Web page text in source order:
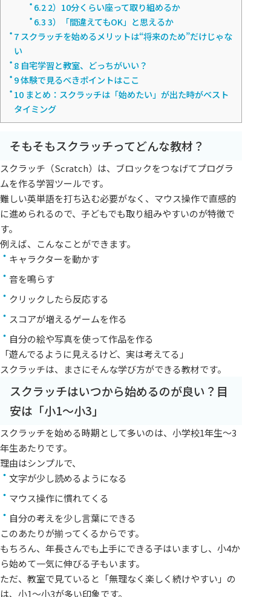
6.22）10分くらい座って取り組めるか
6.33）「間違えてもOK」と思えるか
7 スクラッチを始めるメリットは“将来のため”だけじゃな
い
8 自宅学習と教室、どっちがいい？
9体験で見るべきポイントはここ
10 まとめ：スクラッチは「始めたい」が出た時がベスト
タイミング
そもそもスクラッチってどんな教材？
スクラッチ（Scratch）は、ブロックをつなげてプログラ
ムを作る学習ツールです。
難しい英単語を打ち込む必要がなく、マウス操作で直感的
に進められるので、子どもでも取り組みやすいのが特徴で
す。
例えば、こんなことができます。
キャラクターを動かす
音を鳴らす
クリックしたら反応する
スコアが増えるゲームを作る
自分の絵や写真を使って作品を作る
「遊んでるように見えるけど、実は考えてる」
スクラッチは、まさにそんな学び方ができる教材です。
スクラッチはいつから始めるのが良い？目
安は「小1〜小3」
スクラッチを始める時期として多いのは、小学校1年生〜3
年生あたりです。
理由はシンプルで、
文字が少し読めるようになる
マウス操作に慣れてくる
自分の考えを少し言葉にできる
このあたりが揃ってくるからです。
もちろん、年長さんでも上手にできる子はいますし、小4か
ら始めて一気に伸びる子もいます。
ただ、教室で見ていると「無理なく楽しく続けやすい」の
は、小1〜小3が多い印象です。